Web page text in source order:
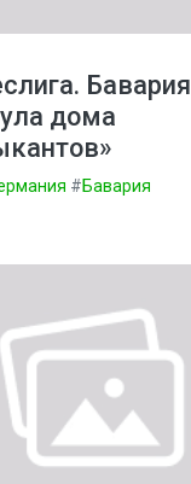
Бавария
дома
#Бавария